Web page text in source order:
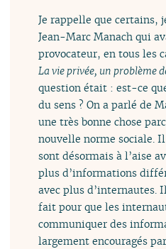
Je rappelle que certains,
Jean-Marc Manach qui
provocateur, en tous les
La vie privée, un problème
question était : est-ce
du sens ? On a parlé de
une très bonne chose
nouvelle norme sociale.
sont désormais à l’aise
plus d’informations
avec plus d’internautes.
fait pour que les
communiquer des
largement encouragés